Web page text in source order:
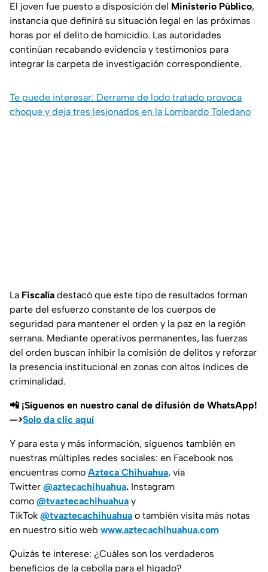
El joven fue puesto a disposición del Ministerio Público,
instancia que definirá su situación legal en las próximas
horas por el delito de homicidio. Las autoridades
continúan recabando evidencia y testimonios para
integrar la carpeta de investigación correspondiente.
Te puede interesar: Derrame de lodo tratado provoca
choque y deja tres lesionados en la Lombardo Toledano
La Fiscalía destacó que este tipo de resultados forman
parte del esfuerzo constante de los cuerpos de
seguridad para mantener el orden y la paz en la región
serrana. Mediante operativos permanentes, las fuerzas
del orden buscan inhibir la comisión de delitos y reforzar
la presencia institucional en zonas con altos índices de
criminalidad.
📲 ¡Síguenos en nuestro canal de difusión de WhatsApp!
—>Solo da clic aquí
Y para esta y más información, síguenos también en
nuestras múltiples redes sociales: en Facebook nos
encuentras como Azteca Chihuahua, vía
Twitter @aztecachihuahua. Instagram
como @tvaztecachihuahua y
TikTok @tvaztecachihuahua o también visita más notas
en nuestro sitio web www.aztecachihuahua.com
Quizás te interese: ¿Cuáles son los verdaderos
beneficios de la cebolla para el hígado?